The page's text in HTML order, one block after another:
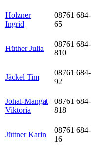
Holzner
Ingrid
08761 684-
65
Hüther Julia
08761 684-
810
Jäckel Tim
08761 684-
92
Johal-Mangat
Viktoria
08761 684-
818
Jüttner Karin
08761 684-
16